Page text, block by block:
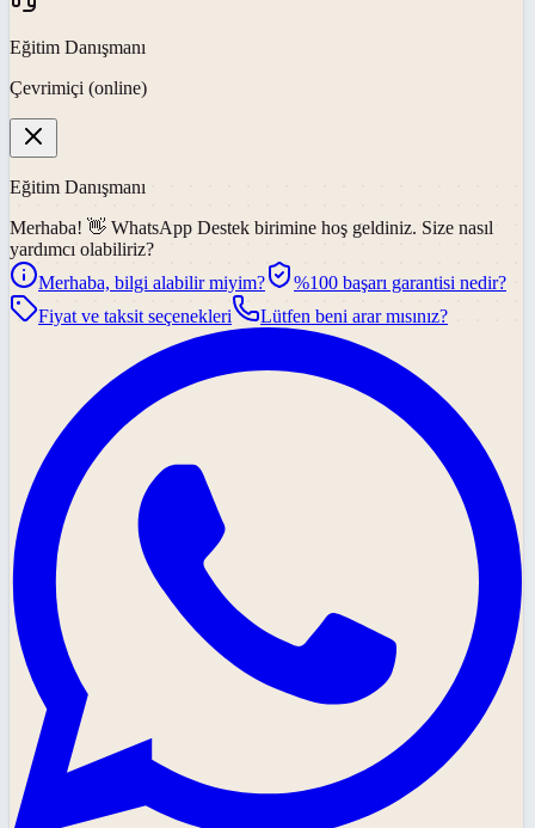
Eğitim Danışmanı
Çevrimiçi (online)
Eğitim Danışmanı
Merhaba! 👋 WhatsApp Destek birimine hoş geldiniz. Size nasıl
yardımcı olabiliriz?
Merhaba, bilgi alabilir miyim?
%100 başarı garantisi nedir?
Fiyat ve taksit seçenekleri
Lütfen beni arar mısınız?